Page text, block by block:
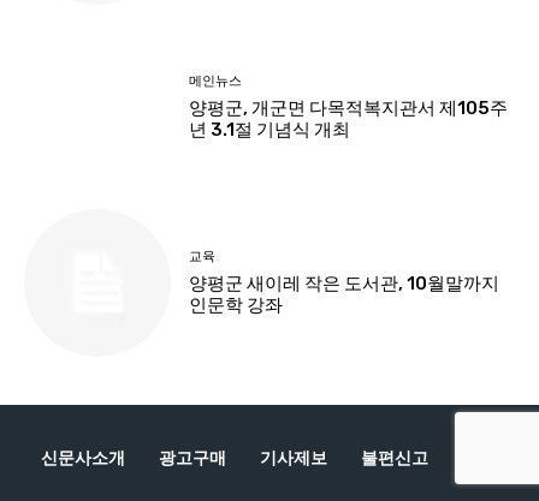
신문사소개 광고구매 기사제보 불편신고